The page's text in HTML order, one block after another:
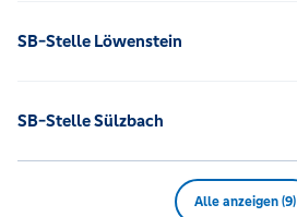
SB-Stelle Löwenstein
SB-Stelle Sülzbach
Alle anzeigen (9)